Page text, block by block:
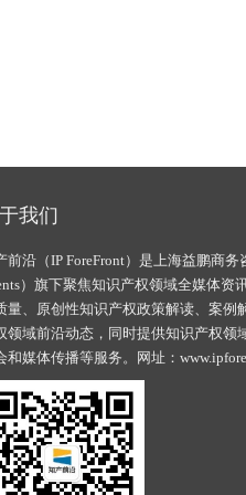
我们
前沿（IP ForeFront）是上海益鹏商务
）旗下聚焦知识产权领域全媒体资
量、原创性知识产权政策解读、案例
领域前沿动态，同时提供知识产权领
和媒体传播等服务。网址：